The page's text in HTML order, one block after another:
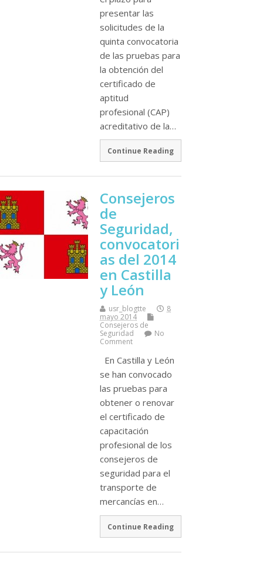
presentar las
solicitudes de la
quinta convocatoria
de las pruebas para
la obtención del
certificado de
aptitud
profesional (CAP)
acreditativo de la…
Continue Reading
Consejeros
de
Seguridad,
convocatori
as del 2014
en Castilla
y León
usr_blogtte
8
mayo 2014
Consejeros de
Seguridad
No
Comment
En Castilla y León
se han convocado
las pruebas para
obtener o renovar
el certificado de
capacitación
profesional de los
consejeros de
seguridad para el
transporte de
mercancí­as en…
Continue Reading